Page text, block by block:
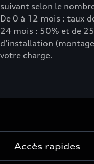
suivant selon le
De 0 à 12 mois : taux
24 mois : 50% et de
d’installation
votre charge.
Accès rapides